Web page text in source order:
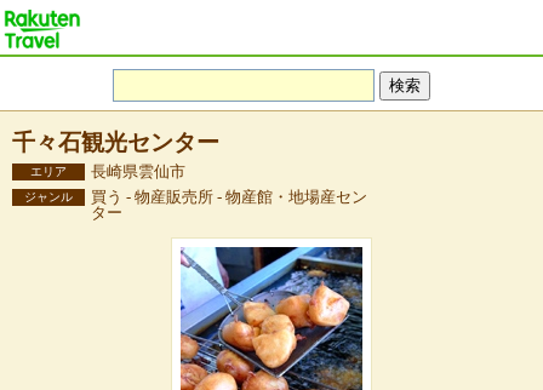
千々石観光センター
エリア 長崎県雲仙市
ジャンル
買う - 物産販売所 - 物産館・地場産セン
ター